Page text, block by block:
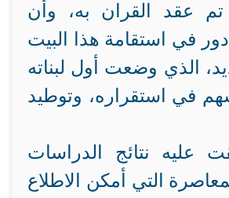
عقد القران به، وأن
في استقامة هذا البيت
الذي وضعت أول لبناته
في استقراره، وتوطيد
عليه نتائج الدراسات
التي أمكن الاطلاع